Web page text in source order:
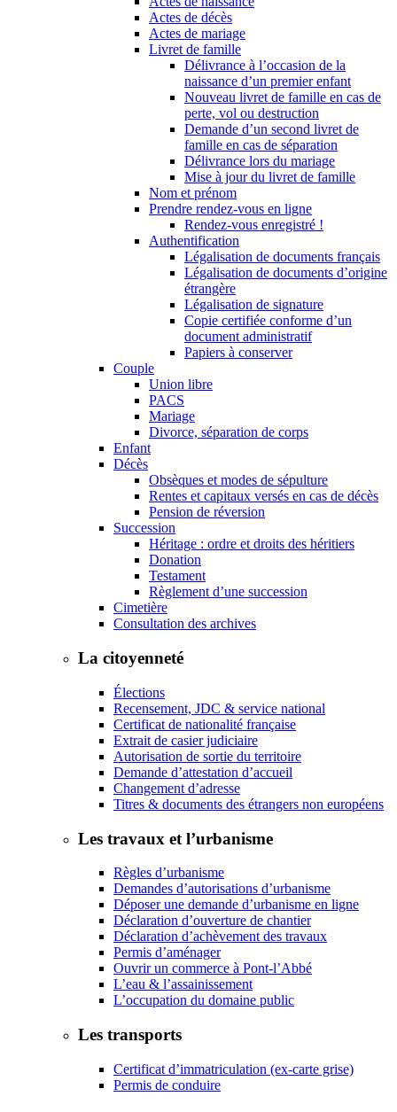
Actes de décès
Actes de mariage
Livret de famille
Délivrance à l’occasion de la
naissance d’un premier enfant
Nouveau livret de famille en cas de
perte, vol ou destruction
Demande d’un second livret de
famille en cas de séparation
Délivrance lors du mariage
Mise à jour du livret de famille
Nom et prénom
Prendre rendez-vous en ligne
Rendez-vous enregistré !
Authentification
Légalisation de documents français
Légalisation de documents d’origine
étrangère
Légalisation de signature
Copie certifiée conforme d’un
document administratif
Papiers à conserver
Couple
Union libre
PACS
Mariage
Divorce, séparation de corps
Enfant
Décès
Obsèques et modes de sépulture
Rentes et capitaux versés en cas de décès
Pension de réversion
Succession
Héritage : ordre et droits des héritiers
Donation
Testament
Règlement d’une succession
Cimetière
Consultation des archives
La citoyenneté
Élections
Recensement, JDC & service national
Certificat de nationalité française
Extrait de casier judiciaire
Autorisation de sortie du territoire
Demande d’attestation d’accueil
Changement d’adresse
Titres & documents des étrangers non européens
Les travaux et l’urbanisme
Règles d’urbanisme
Demandes d’autorisations d’urbanisme
Déposer une demande d’urbanisme en ligne
Déclaration d’ouverture de chantier
Déclaration d’achèvement des travaux
Permis d’aménager
Ouvrir un commerce à Pont-l’Abbé
L’eau & l’assainissement
L’occupation du domaine public
Les transports
Certificat d’immatriculation (ex-carte grise)
Permis de conduire